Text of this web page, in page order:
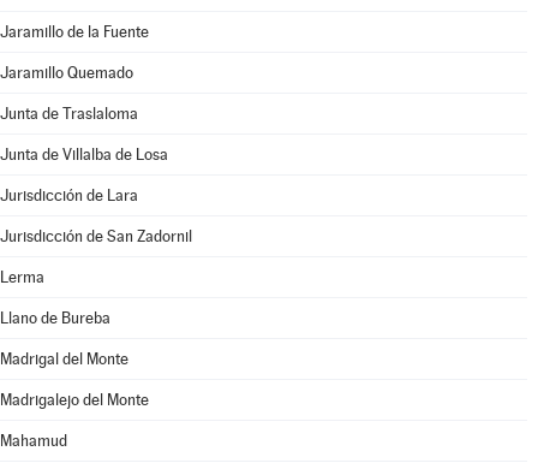
Jaramillo de la Fuente
Jaramillo Quemado
Junta de Traslaloma
Junta de Villalba de Losa
Jurisdicción de Lara
Jurisdicción de San Zadornil
Lerma
Llano de Bureba
Madrigal del Monte
Madrigalejo del Monte
Mahamud